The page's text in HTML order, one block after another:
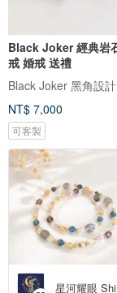
Black Joker 經典岩
戒 婚戒 送禮
Black Joker 黑角設計
NT$ 7,000
可客製
星河耀眼